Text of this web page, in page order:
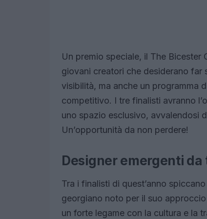
Un premio speciale, il The Bicester
giovani creatori che desiderano
visibilità, ma anche un programma
competitivo. I tre finalisti avranno
uno spazio esclusivo, avvalendosi
Un’opportunità da non perdere!
Designer emergenti da
Tra i finalisti di quest’anno
georgiano noto per il suo
un forte legame con la cultura e la